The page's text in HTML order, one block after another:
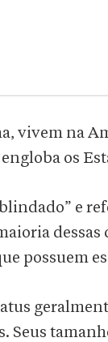
vivem na
os
e
possuem
Seus